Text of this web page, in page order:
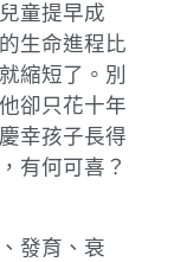
童提早成
生命進程比
縮短了。別
卻只花十年
幸孩子長得
有何可喜？
發育、衰